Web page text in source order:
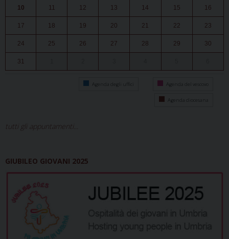
10 11 12 13 14 15 16
17 18 19 20 21 22 23
24 25 26 27 28 29 30
31
Agenda degli uffici Agenda del vescovo
Agenda diocesana
tutti gli appuntamenti...
GIUBILEO GIOVANI 2025